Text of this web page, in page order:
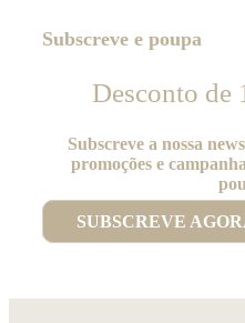
Subscreve e poupa
Desconto de
Subscreve a nossa
promoções e
SUBSCREVE